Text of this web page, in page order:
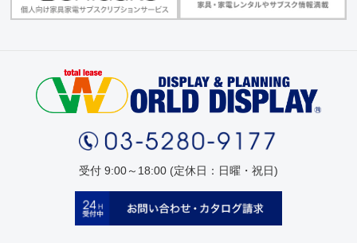
受付 9:00～18:00 (定休日：日曜・祝日)